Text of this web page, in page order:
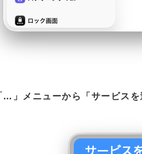
…」メニューから「サービスを